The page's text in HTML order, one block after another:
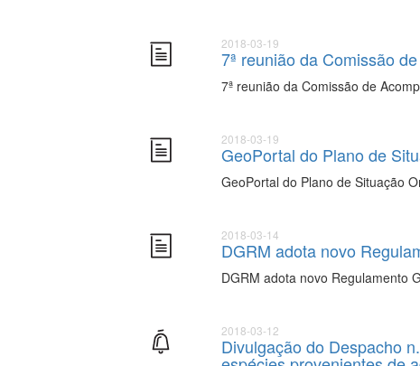
2018-03-19
7ª reunião da Comissão
7ª reunião da Comissão de
2018-03-19
GeoPortal do Plano de
GeoPortal do Plano de Situação
2018-03-14
DGRM adota novo
DGRM adota novo Regulamento
2018-03-12
Divulgação do Despacho